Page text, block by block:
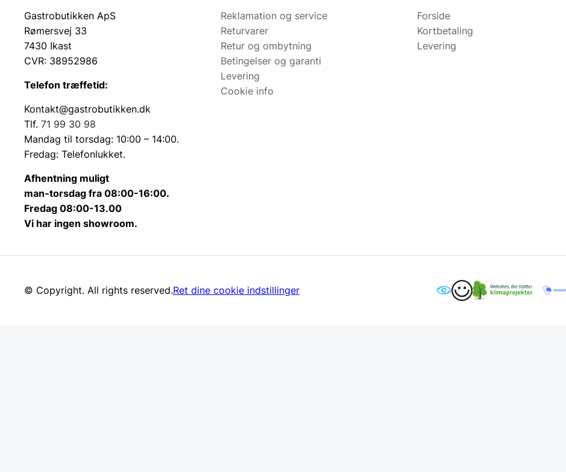
Gastrobutikken ApS
Rømersvej 33
7430 Ikast
CVR: 38952986
Telefon træffetid:
Kontakt@gastrobutikken.dk
Tlf. 71 99 30 98
Mandag til torsdag: 10:00 – 14:00.
Fredag: Telefonlukket.
Afhentning muligt
man-torsdag fra 08:00-16:00.
Fredag 08:00-13.00
Vi har ingen showroom.
Reklamation og service
Returvarer
Retur og ombytning
Betingelser og garanti
Levering
Cookie info
Forside
Kortbetaling
Levering
© Copyright. All rights reserved.Ret dine cookie indstillinger